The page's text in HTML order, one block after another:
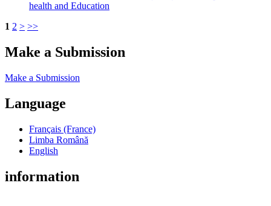
health and Education
1 2 > >>
Make a Submission
Make a Submission
Language
Français (France)
Limba Română
English
information